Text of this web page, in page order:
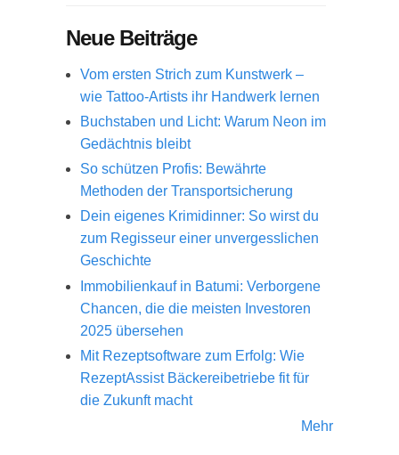
Neue Beiträge
Vom ersten Strich zum Kunstwerk –
wie Tattoo-Artists ihr Handwerk lernen
Buchstaben und Licht: Warum Neon im
Gedächtnis bleibt
So schützen Profis: Bewährte
Methoden der Transportsicherung
Dein eigenes Krimidinner: So wirst du
zum Regisseur einer unvergesslichen
Geschichte
Immobilienkauf in Batumi: Verborgene
Chancen, die die meisten Investoren
2025 übersehen
Mit Rezeptsoftware zum Erfolg: Wie
RezeptAssist Bäckereibetriebe fit für
die Zukunft macht
Mehr